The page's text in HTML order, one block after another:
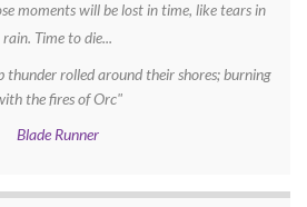
moments will be lost in time, like tears in
rain. Time to die...
thunder rolled around their shores; burning
the fires of Orc"
Blade Runner